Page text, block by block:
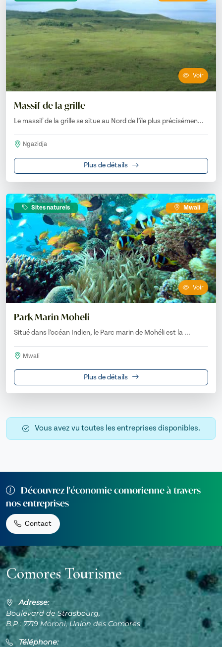
Voir
Massif de la grille
Le massif de la grille se situe au Nord de l’île plus précisémen...
Ngazidja
Plus de détails
Sites naturels Mwali
Voir
Park Marin Moheli
Situé dans l’océan Indien, le Parc marin de Mohéli est la ...
Mwali
Plus de détails
Vous avez vu toutes les entreprises disponibles.
Découvrez l'économie comorienne à travers
nos entreprises
Contact
Comores Tourisme
Adresse:
Boulevard de Strasbourg,
B.P : 7719 Moroni, Union des Comores
Téléphone: